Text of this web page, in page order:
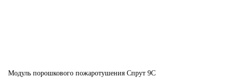
Модуль порошкового пожаротушения Спрут 9С